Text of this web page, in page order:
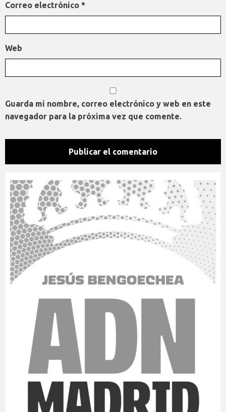
Correo electrónico *
Web
Guarda mi nombre, correo electrónico y web en este
navegador para la próxima vez que comente.